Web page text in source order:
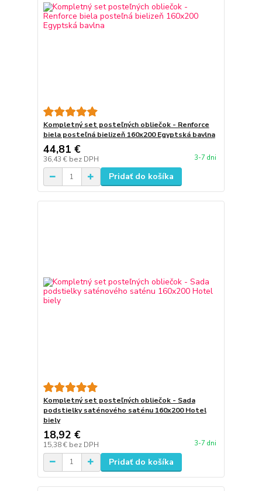
Kompletný set posteľných obliečok - Renforce
biela posteľná bielizeň 160x200 Egyptská bavlna
44,81 €
36,43 € bez DPH 3-7 dni
Pridať do košíka
Kompletný set posteľných obliečok - Sada
podstielky saténového saténu 160x200 Hotel
biely
18,92 €
15,38 € bez DPH 3-7 dni
Pridať do košíka